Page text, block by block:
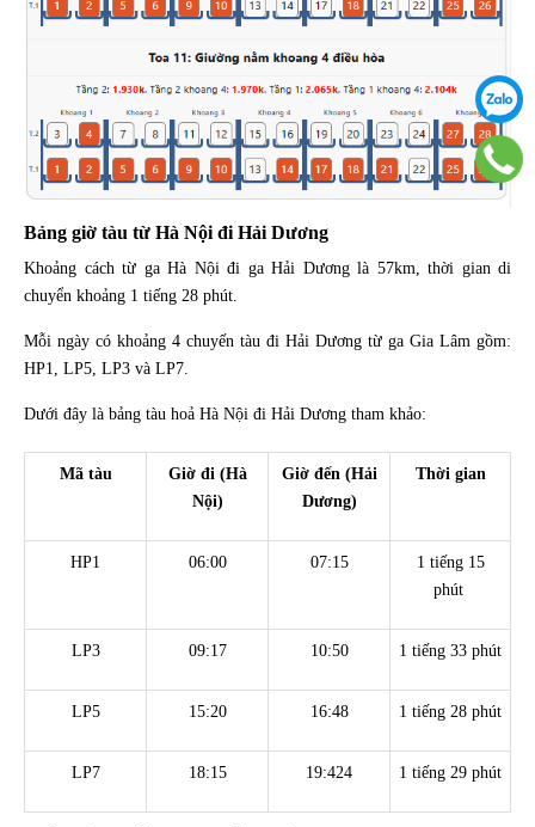
Bảng giờ tàu từ Hà Nội đi Hải Dương
Khoảng cách từ ga Hà Nội đi ga Hải Dương là 57km, thời gian di
chuyển khoảng 1 tiếng 28 phút.
Mỗi ngày có khoảng 4 chuyến tàu đi Hải Dương từ ga Gia Lâm gồm:
HP1, LP5, LP3 và LP7.
Dưới đây là bảng tàu hoả Hà Nội đi Hải Dương tham khảo:
Mã tàu
Giờ đi (Hà
Nội)
Giờ đến (Hải
Dương)
Thời gian
HP1 06:00 07:15
1 tiếng 15
phút
LP3 09:17 10:50 1 tiếng 33 phút
LP5 15:20 16:48 1 tiếng 28 phút
LP7 18:15 19:424 1 tiếng 29 phút